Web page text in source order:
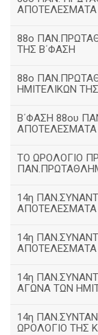
ΑΠΟΤΕΛΕΣΜΑΤΑ
88ο
ΤΗΣ Β΄ΦΑΣΗ
88ο
ΗΜΙΤΕΛΙΚΩΝ
Β΄ΦΑΣΗ 88ου
ΤΟ ΩΡΟΛΟΓΙΟ
14η
ΑΠΟΤΕΛΕΣΜΑΤΑ
14η
ΑΠΟΤΕΛΕΣΜΑΤΑ
14η
ΑΓΩΝΑ ΤΩΝ
14η
ΩΡΟΛΟΓΙΟ ΤΗΣ